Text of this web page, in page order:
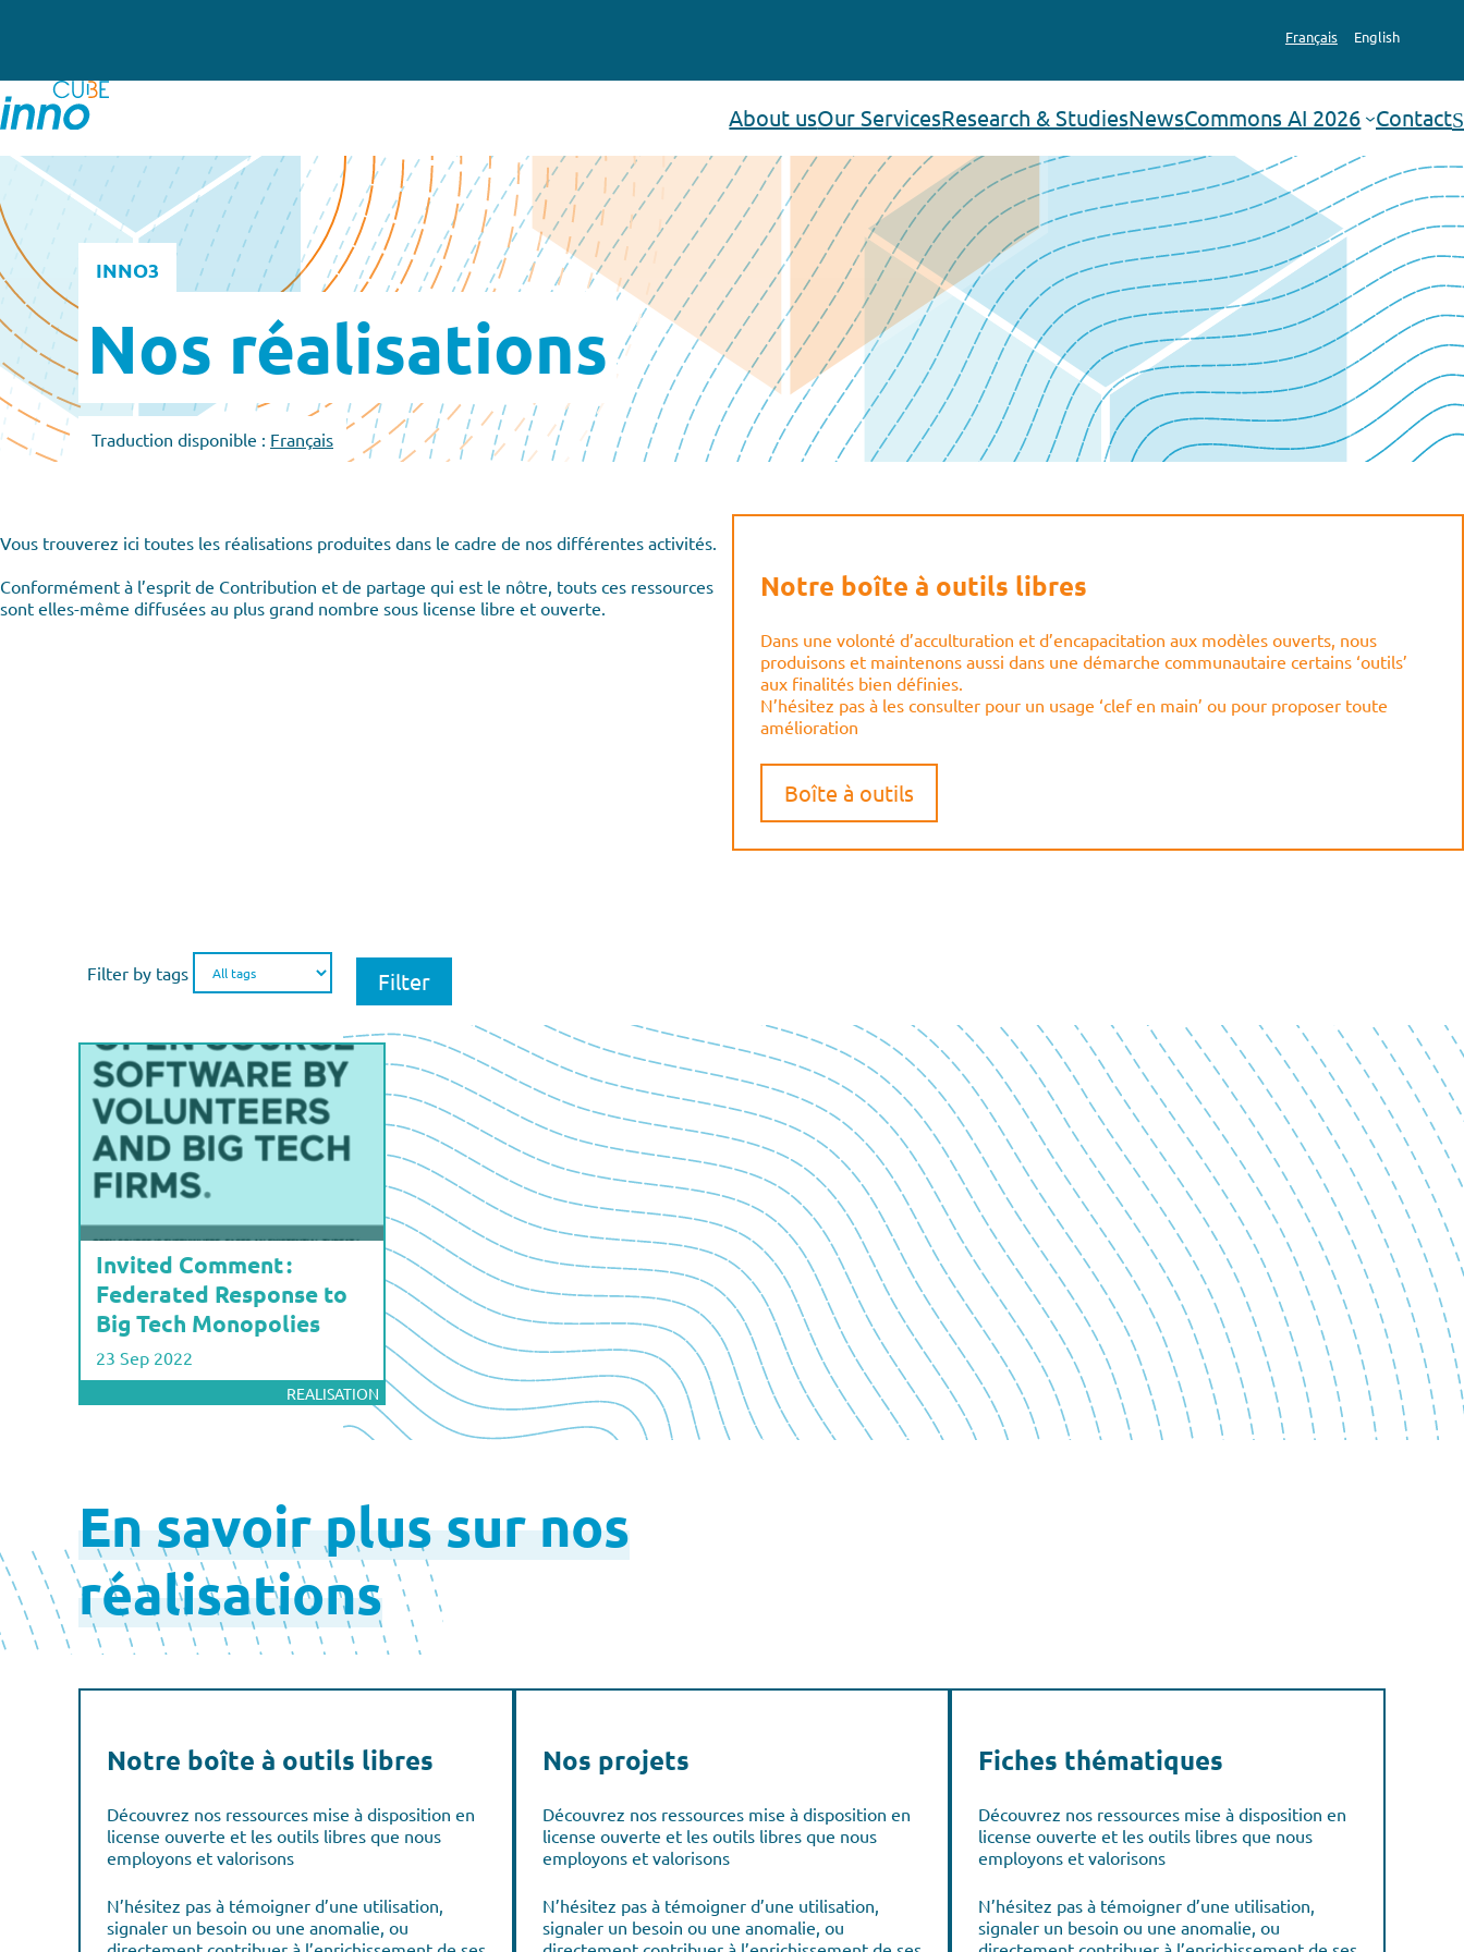
Français English
About usOur ServicesResearch & StudiesNewsCommons AI 2026 ContactSearch
INNO3
Nos réalisations
Traduction disponible : Français
Vous trouverez ici toutes les réalisations produites dans le cadre de nos différentes activités.
Conformément à l’esprit de Contribution et de partage qui est le nôtre, touts ces ressources
sont elles-même diffusées au plus grand nombre sous license libre et ouverte.
Notre boîte à outils libres
Dans une volonté d’acculturation et d’encapacitation aux modèles ouverts, nous
produisons et maintenons aussi dans une démarche communautaire certains ‘outils’
aux finalités bien définies.
N’hésitez pas à les consulter pour un usage ‘clef en main’ ou pour proposer toute
amélioration
Boîte à outils
Filter by tags
Invited Comment :
Federated Response to
Big Tech Monopolies
23 Sep 2022
REALISATION
En savoir plus sur nos
réalisations
Notre boîte à outils libres
Découvrez nos ressources mise à disposition en
license ouverte et les outils libres que nous
employons et valorisons
N’hésitez pas à témoigner d’une utilisation,
signaler un besoin ou une anomalie, ou
Nos projets
Découvrez nos ressources mise à disposition en
license ouverte et les outils libres que nous
employons et valorisons
N’hésitez pas à témoigner d’une utilisation,
signaler un besoin ou une anomalie, ou
Fiches thématiques
Découvrez nos ressources mise à disposition en
license ouverte et les outils libres que nous
employons et valorisons
N’hésitez pas à témoigner d’une utilisation,
signaler un besoin ou une anomalie, ou